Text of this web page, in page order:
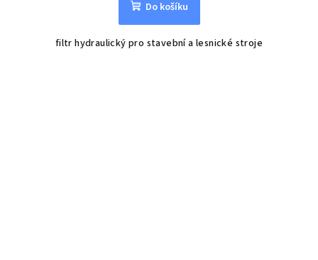
Do košíku
filtr hydraulický pro stavební a lesnické stroje